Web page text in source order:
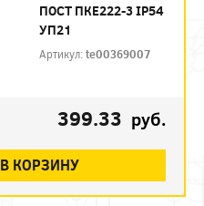
ПОСТ ПКЕ222-3 IP54
УП21
Артикул:te00369007
399.33 руб.
В КОРЗИНУ